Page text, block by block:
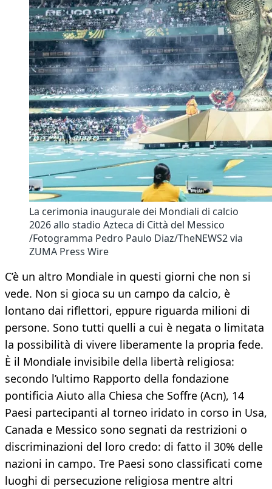
La cerimonia inaugurale dei Mondiali di calcio
2026 allo stadio Azteca di Città del Messico
/Fotogramma Pedro Paulo Diaz/TheNEWS2 via
ZUMA Press Wire
C’è un altro Mondiale in questi giorni che non si
vede. Non si gioca su un campo da calcio, è
lontano dai riflettori, eppure riguarda milioni di
persone. Sono tutti quelli a cui è negata o limitata
la possibilità di vivere liberamente la propria fede.
È il Mondiale invisibile della libertà religiosa:
secondo l’ultimo Rapporto della fondazione
pontificia Aiuto alla Chiesa che Soffre (Acn), 14
Paesi partecipanti al torneo iridato in corso in Usa,
Canada e Messico sono segnati da restrizioni o
discriminazioni del loro credo: di fatto il 30% delle
nazioni in campo. Tre Paesi sono classificati come
luoghi di persecuzione religiosa mentre altri